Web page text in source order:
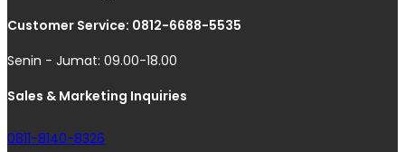
Customer Service: 0812-6688-5535
Senin - Jumat: 09.00-18.00
Sales & Marketing Inquiries
0811-8140-8326